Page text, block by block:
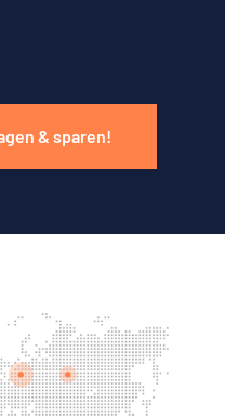
& sparen!